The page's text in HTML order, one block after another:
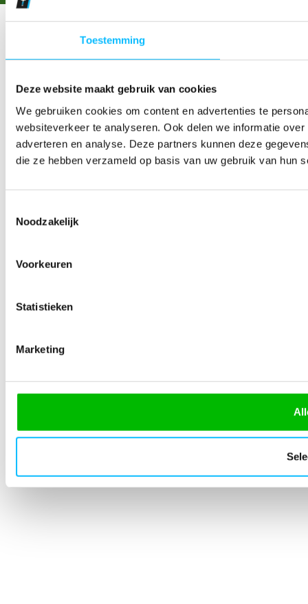
Toestemming
Deze website maakt gebruik van cookies
We gebruiken cookies om content en advertenties te
websiteverkeer te analyseren. Ook delen we informatie
adverteren en analyse. Deze partners kunnen deze
die ze hebben verzameld op basis van uw gebruik van hun
Noodzakelijk
Voorkeuren
Statistieken
Marketing